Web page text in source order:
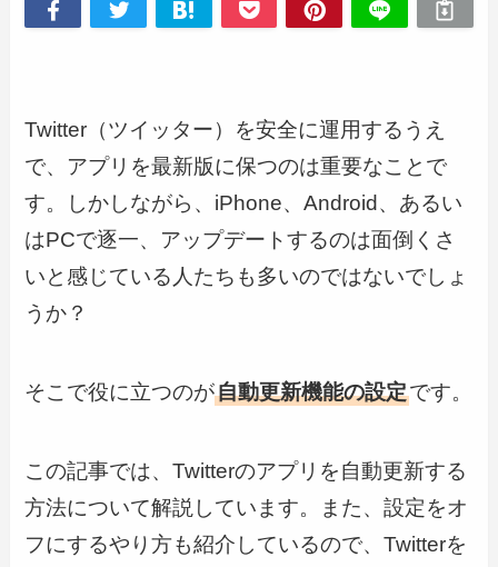
Twitter（ツイッター）を安全に運用するうえ
で、アプリを最新版に保つのは重要なことで
す。しかしながら、iPhone、Android、あるい
はPCで逐一、アップデートするのは面倒くさ
いと感じている人たちも多いのではないでしょ
うか？
そこで役に立つのが自動更新機能の設定です。
この記事では、Twitterのアプリを自動更新する
方法について解説しています。また、設定をオ
フにするやり方も紹介しているので、Twitterを